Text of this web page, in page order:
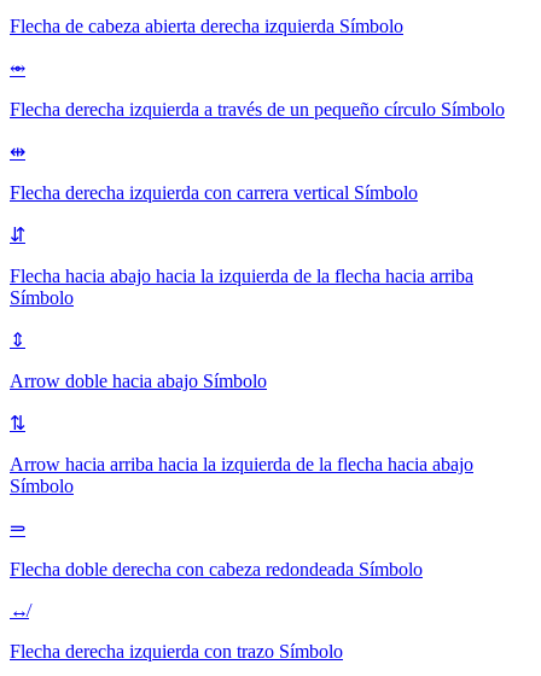
Flecha de cabeza abierta derecha izquierda Símbolo
⥈
Flecha derecha izquierda a través de un pequeño círculo Símbolo
⇹
Flecha derecha izquierda con carrera vertical Símbolo
⇵
Flecha hacia abajo hacia la izquierda de la flecha hacia arriba
Símbolo
⇕
Arrow doble hacia abajo Símbolo
⇅
Arrow hacia arriba hacia la izquierda de la flecha hacia abajo
Símbolo
⥰
Flecha doble derecha con cabeza redondeada Símbolo
↮
Flecha derecha izquierda con trazo Símbolo